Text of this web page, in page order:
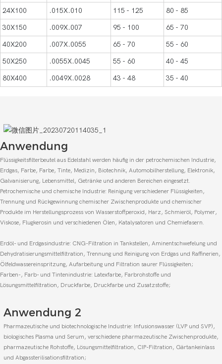
24X100 .015X.010 115 - 125
80 - 85
30X150
.009X.007 95 - 100
65 - 70
40X200
.007X.0055 65 - 70
55 - 60
50X250
.0055X.0045 55 - 60
40 - 45
80X400
.0049X.0028 43 - 48 35 - 40
Anwendung
Flüssigkeitsfilterbeutel aus Edelstahl werden häufig in der petrochemischen Industrie,
Erdgas, Farbe, Farbe, Tinte, Medizin, Biotechnik, Automobilherstellung, Elektronik,
Galvanisierung, Lebensmittel, Getränke und anderen Bereichen eingesetzt.
Petrochemische und chemische Industrie: Reinigung verschiedener Flüssigkeiten,
Trennung und Rückgewinnung chemischer Zwischenprodukte und chemischer
Produkte im Herstellungsprozess von Wasserstoffperoxid, Harz, Schmieröl, Polymer,
Viskose, Flugkerosin und verschiedenen Ölen, Katalysatoren und Chemiefasern.
Erdöl- und Erdgasindustrie: CNG-Filtration in Tankstellen, Aminentschwefelung und
Dehydratisierungsmittelfiltration, Trennung und Reinigung von Erdgas und Raffinerien,
Ölfeldwassereinspritzung, Aufarbeitung und Filtration saurer Flüssigkeiten;
Farben-, Farb- und Tintenindustrie: Latexfarbe, Farbrohstoffe und
Lösungsmittelfiltration, Druckfarbe, Druckfarbe und Zusatzstoffe;
Anwendung 2
Pharmazeutische und biotechnologische Industrie: Infusionswasser (LVP und SVP),
biologisches Plasma und Serum, verschiedene pharmazeutische Zwischenprodukte,
pharmazeutische Rohstoffe, Lösungsmittelfiltration, CIP-Filtration, Gärtankeinlass
und Abgassterilisationsfiltration;